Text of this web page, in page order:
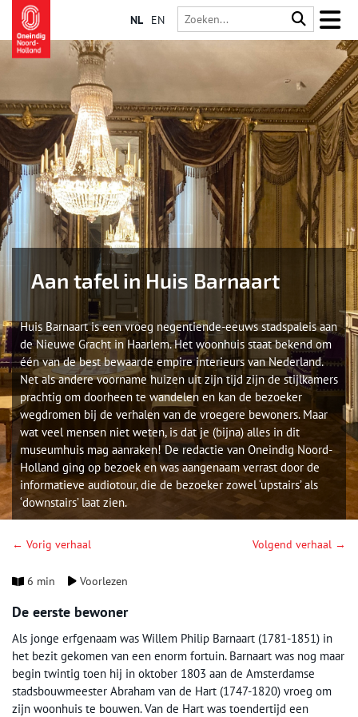
NL EN
Aan tafel in Huis Barnaart
Huis Barnaart is een vroeg negentiende-eeuws stadspaleis aan
de Nieuwe Gracht in Haarlem. Het woonhuis staat bekend om
één van de best bewaarde empire interieurs van Nederland.
Net als andere voorname huizen uit zijn tijd zijn de stijlkamers
prachtig om doorheen te wandelen en kan de bezoeker
wegdromen bij de verhalen van de vroegere bewoners. Maar
wat veel mensen niet weten, is dat je (bijna) alles in dit
museumhuis mag aanraken! De redactie van Oneindig Noord-
Holland ging op bezoek en was aangenaam verrast door de
informatieve audiotour, die de bezoeker zowel ‘upstairs’ als
‘downstairs’ laat zien.
← Vorig verhaal Volgend verhaal →
6 min Voorlezen
De eerste bewoner
Als jonge erfgenaam was Willem Philip Barnaart (1781-1851) in
het bezit gekomen van een enorm fortuin. Barnaart was nog maar
begin twintig toen hij in oktober 1803 aan de Amsterdamse
stadsbouwmeester Abraham van de Hart (1747-1820) vroeg om
zijn woonhuis te bouwen. Van de Hart was toendertijd een